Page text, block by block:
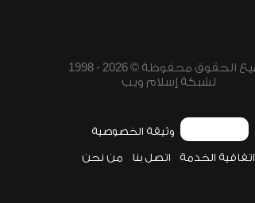
جميع الحقوق محفوظة © 2026 - 1998
لشبكة إسلام ويب
وثيقة الخصوصية
اتفاقية الخدمة اتصل بنا من نحن